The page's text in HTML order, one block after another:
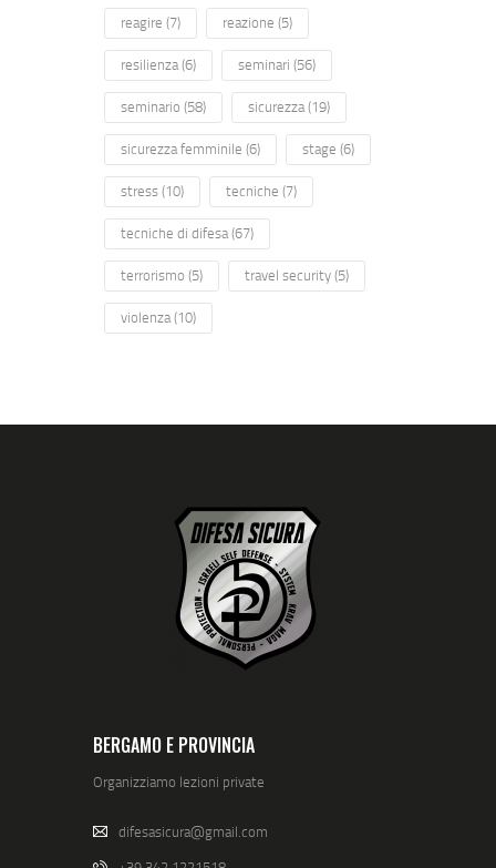
reagire (7) reazione (5)
resilienza(6) seminari (56)
seminario (58) sicurezza(19)
sicurezza femminile (6) stage (6)
stress(10) tecniche (7)
tecniche di difesa(67)
terrorismo (5) travel security(5)
violenza(10)
BERGAMO E PROVINCIA
Organizziamo lezioni private
difesasicura@gmail.com